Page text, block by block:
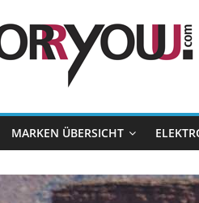
MARKEN ÜBERSICHT